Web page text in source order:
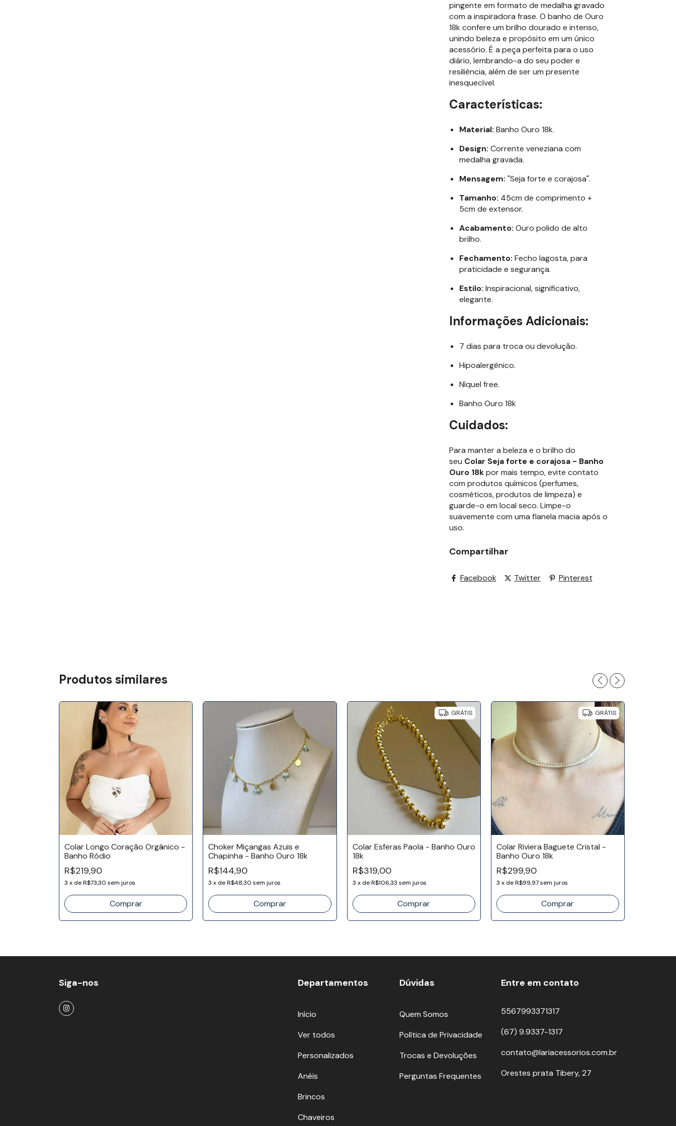
pingente em formato de medalha gravado
com a inspiradora frase. O banho de Ouro
18k confere um brilho dourado e intenso,
unindo beleza e propósito em um único
acessório. É a peça perfeita para o uso
diário, lembrando-a do seu poder e
resiliência, além de ser um presente
inesquecível.
Características:
Material: Banho Ouro 18k.
Design: Corrente veneziana com
medalha gravada.
Mensagem: "Seja forte e corajosa".
Tamanho: 45cm de comprimento +
5cm de extensor.
Acabamento: Ouro polido de alto
brilho.
Fechamento: Fecho lagosta, para
praticidade e segurança.
Estilo: Inspiracional, significativo,
elegante.
Informações Adicionais:
7 dias para troca ou devolução.
Hipoalergênico.
Níquel free.
Banho Ouro 18k
Cuidados:
Para manter a beleza e o brilho do
seu Colar Seja forte e corajosa - Banho
Ouro 18kpor mais tempo, evite contato
com produtos químicos (perfumes,
cosméticos, produtos de limpeza) e
guarde-o em local seco. Limpe-o
suavemente com uma flanela macia após o
uso.
Compartilhar
Facebook Twitter Pinterest
Produtos similares
Colar Longo Coração Orgânico -
Banho Ródio
R$219,90
3 x deR$73,30 sem juros
Choker Miçangas Azuis e
Chapinha - Banho Ouro 18k
R$144,90
3 x deR$48,30 sem juros
GRÁTIS
Colar Esferas Paola - Banho Ouro
18k
R$319,00
3 x deR$106,33 sem juros
GRÁTIS
Colar Riviera Baguete Cristal -
Banho Ouro 18k
R$299,90
3 x deR$99,97 sem juros
Siga-nos Departamentos
Início
Ver todos
Personalizados
Anéis
Brincos
Chaveiros
Dúvidas
Quem Somos
Política de Privacidade
Trocas e Devoluções
Perguntas Frequentes
Entre em contato
5567993371317
(67) 9.9337-1317
contato@lariacessorios.com.br
Orestes prata Tibery, 27